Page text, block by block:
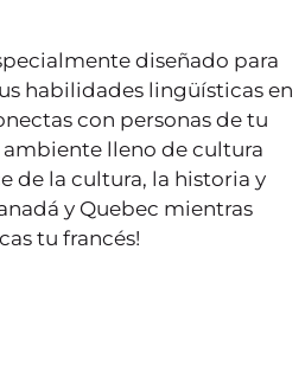
diseñado para
habilidades lingüísticas en
con personas de tu
lleno de cultura
de la cultura, la historia y
y Quebec mientras
tu francés!